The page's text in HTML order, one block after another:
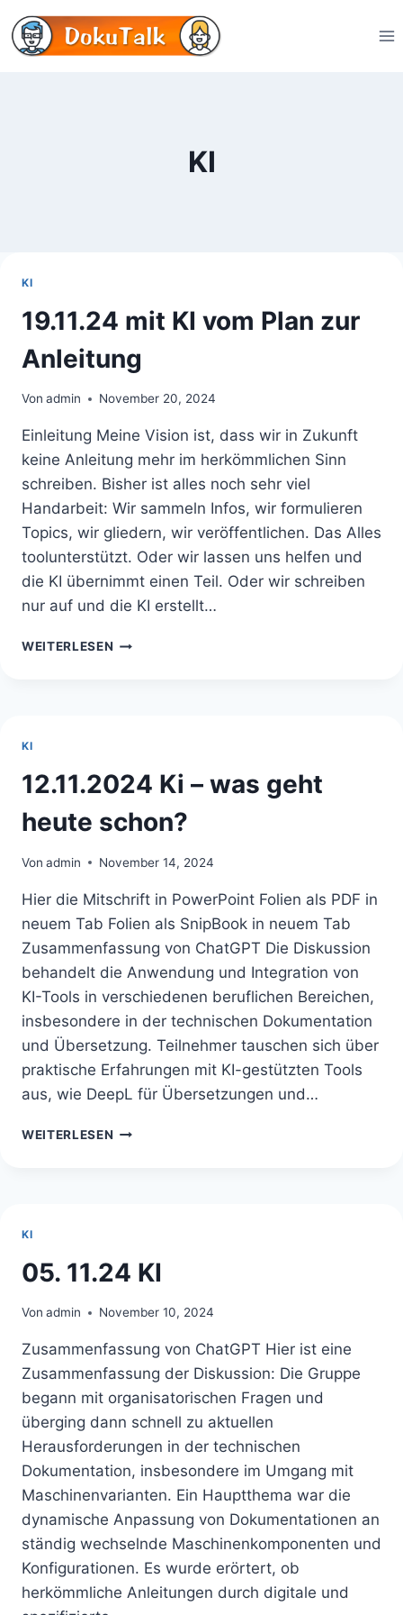
Zum
Inhalt
springen
KI
KI
19.11.24 mit KI vom Plan zur
Anleitung
Von admin November 20, 2024
Einleitung Meine Vision ist, dass wir in Zukunft
keine Anleitung mehr im herkömmlichen Sinn
schreiben. Bisher ist alles noch sehr viel
Handarbeit: Wir sammeln Infos, wir formulieren
Topics, wir gliedern, wir veröffentlichen. Das Alles
toolunterstützt. Oder wir lassen uns helfen und
die KI übernimmt einen Teil. Oder wir schreiben
nur auf und die KI erstellt…
WEITERLESEN 19.11.24
KI
12.11.2024 Ki – was geht
heute schon?
Von admin November 14, 2024
Hier die Mitschrift in PowerPoint Folien als PDF in
neuem Tab Folien als SnipBook in neuem Tab
Zusammenfassung von ChatGPT Die Diskussion
behandelt die Anwendung und Integration von
KI-Tools in verschiedenen beruflichen Bereichen,
insbesondere in der technischen Dokumentation
und Übersetzung. Teilnehmer tauschen sich über
praktische Erfahrungen mit KI-gestützten Tools
aus, wie DeepL für Übersetzungen und…
WEITERLESEN 12.11.2024
KI
05. 11.24 KI
Von admin November 10, 2024
Zusammenfassung von ChatGPT Hier ist eine
Zusammenfassung der Diskussion: Die Gruppe
begann mit organisatorischen Fragen und
überging dann schnell zu aktuellen
Herausforderungen in der technischen
Dokumentation, insbesondere im Umgang mit
Maschinenvarianten. Ein Hauptthema war die
dynamische Anpassung von Dokumentationen an
ständig wechselnde Maschinenkomponenten und
Konfigurationen. Es wurde erörtert, ob
herkömmliche Anleitungen durch digitale und